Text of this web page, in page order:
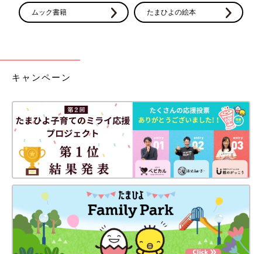
ムック書籍 たまひよの絵本
キャンペーン